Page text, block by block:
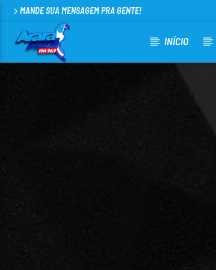
MANDE SUA MENSAGEM PRA GENTE!
INÍCIO